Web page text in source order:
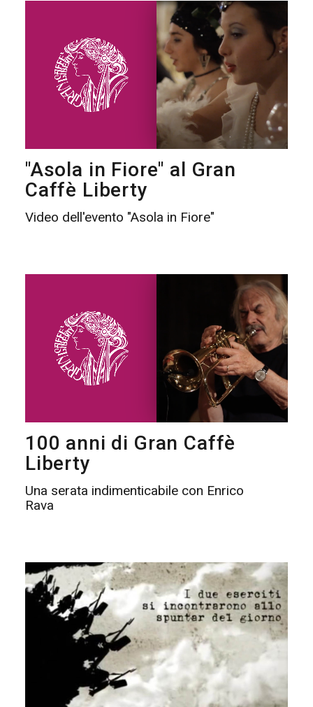
"Asola in Fiore" al Gran
Caffè Liberty
Video dell'evento "Asola in Fiore"
100 anni di Gran Caffè
Liberty
Una serata indimenticabile con Enrico
Rava